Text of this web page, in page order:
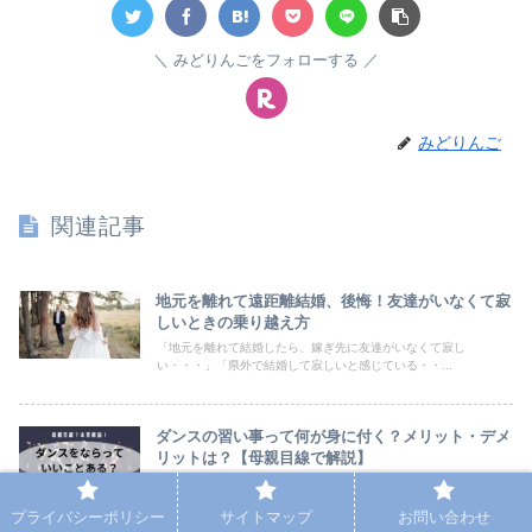
みどりんごをフォローする
みどりんご
関連記事
地元を離れて遠距離結婚、後悔！友達がいなくて寂
しいときの乗り越え方
「地元を離れて結婚したら、嫁ぎ先に友達がいなくて寂し
い・・・」「県外で結婚して寂しいと感じている・・...
ダンスの習い事って何が身に付く？メリット・デメ
リットは？【母親目線で解説】
近年、D-leagueの開幕やブレイキンがオリンピック種目になった
ことから知名度が上がってきた”ダン...
プライバシーポリシー サイトマップ お問い合わせ